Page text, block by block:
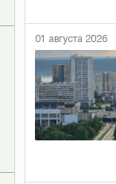
01 августа 2026